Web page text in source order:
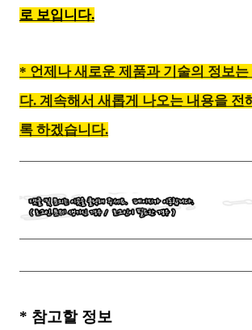
로 보입니다.
* 언제나 새로운 제품과 기술의 정보는
다. 계속해서 새롭게 나오는 내용을 전
록 하겠습니다.
* 참고할 정보